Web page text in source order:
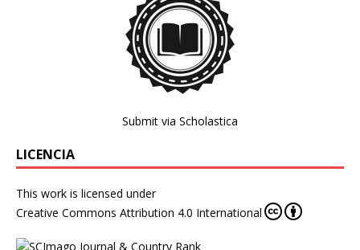
Submit via Scholastica
LICENCIA
This work is licensed under
Creative Commons Attribution 4.0 International